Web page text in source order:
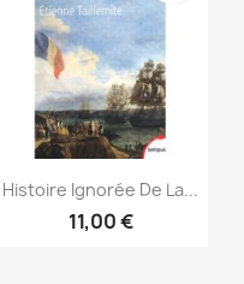
Snabbvy
Histoire Ignorée De La...
11,00 €